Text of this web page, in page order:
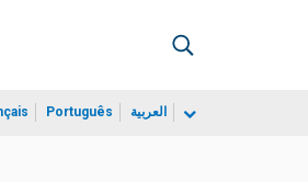
Português العربية